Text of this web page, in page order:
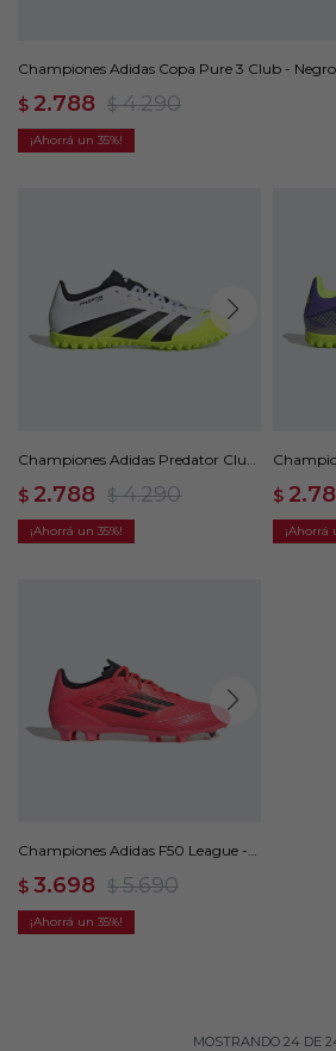
Championes Adidas Copa Pure 3 Club - Negro
$ 2.788 $ 4.290
35
Championes Adidas Predator Club
$ 2.788 $ 4.290
35
$
Championes Adidas F50 League -
$ 3.698 $ 5.690
35
MOSTRANDO 24DE